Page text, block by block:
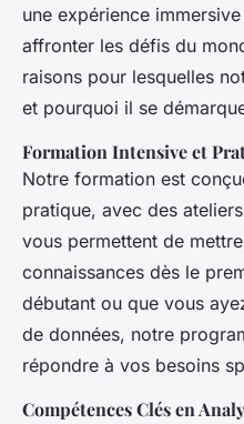
une expérience
affronter les défis du
raisons pour lesquelles
et pourquoi il se
Formation Intensive et
Notre formation est
pratique, avec des
vous permettent de
connaissances dès le
débutant ou que vous
de données, notre
répondre à vos besoins
Compétences Clés en